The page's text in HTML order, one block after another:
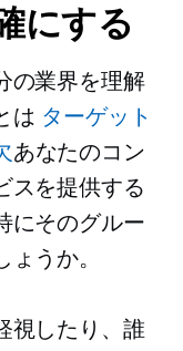
にする
の業界を理解
は ターゲット
あなたのコン
スを提供する
にそのグルー
うか。
視したり、誰